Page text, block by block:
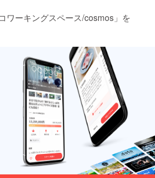
ワーキングスペース/cosmos」を